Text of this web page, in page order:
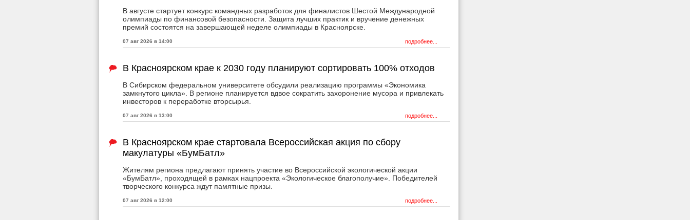
В августе стартует конкурс командных разработок для финалистов Шестой Международной
олимпиады по финансовой безопасности. Защита лучших практик и вручение денежных
премий состоятся на завершающей неделе олимпиады в Красноярске.
07 авг 2026 в 14:00 подробнее...
В Красноярском крае к 2030 году планируют сортировать 100% отходов
В Сибирском федеральном университете обсудили реализацию программы «Экономика
замкнутого цикла». В регионе планируется вдвое сократить захоронение мусора и привлекать
инвесторов к переработке вторсырья.
07 авг 2026 в 13:00 подробнее...
В Красноярском крае стартовала Всероссийская акция по сбору
макулатуры «БумБатл»
Жителям региона предлагают принять участие во Всероссийской экологической акции
«БумБатл», проходящей в рамках нацпроекта «Экологическое благополучие». Победителей
творческого конкурса ждут памятные призы.
07 авг 2026 в 12:00 подробнее...